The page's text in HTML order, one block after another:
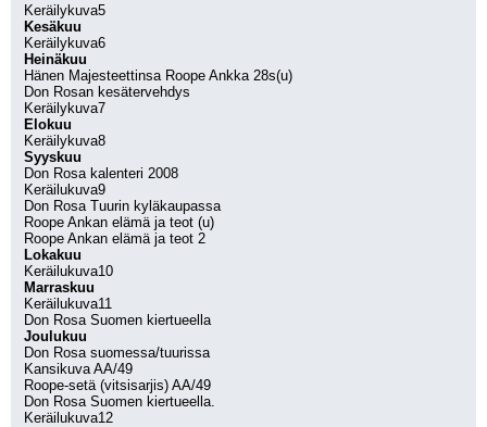
Keräilykuva5
Kesäkuu
Keräilykuva6
Heinäkuu
Hänen Majesteettinsa Roope Ankka 28s(u)
Don Rosan kesätervehdys
Keräilykuva7
Elokuu
Keräilykuva8
Syyskuu
Don Rosa kalenteri 2008
Keräilukuva9
Don Rosa Tuurin kyläkaupassa
Roope Ankan elämä ja teot (u)
Roope Ankan elämä ja teot 2
Lokakuu
Keräilukuva10
Marraskuu
Keräilukuva11
Don Rosa Suomen kiertueella
Joulukuu
Don Rosa suomessa/tuurissa
Kansikuva AA/49
Roope-setä (vitsisarjis) AA/49
Don Rosa Suomen kiertueella.
Keräilukuva12